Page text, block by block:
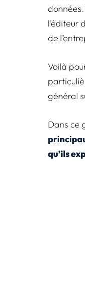
l’éditeur
de
Voilà
général
Dans ce
qu’ils